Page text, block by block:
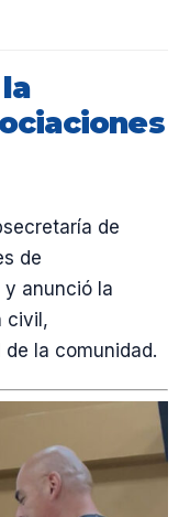
de
de
anunció la
civil,
la comunidad.